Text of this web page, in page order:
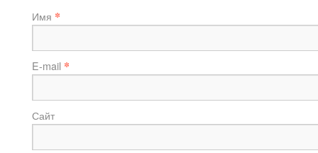
Имя *
E-mail *
Сайт